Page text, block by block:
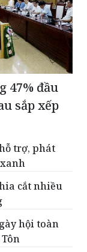
47% đầu
sắp xếp
trợ, phát
cắt nhiều
hội toàn